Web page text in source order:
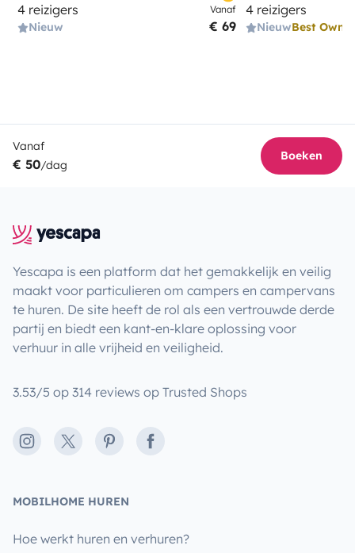
4 reizigers
Nieuw
Vanaf
€ 69
4 reizigers
NieuwBest Owner
Vanaf
€ 50/dag
Boeken
Yescapa is een platform dat het gemakkelijk en veilig
maakt voor particulieren om campers en campervans
te huren. De site heeft de rol als een vertrouwde derde
partij en biedt een kant-en-klare oplossing voor
verhuur in alle vrijheid en veiligheid.
3.53/5 op 314 reviews op Trusted Shops
Instagram
X PinterestFacebook
MOBILHOME HUREN
Hoe werkt huren en verhuren?